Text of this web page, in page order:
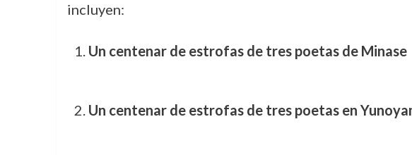
incluyen:
Un centenar de estrofas de tres poetas de Minase
Un centenar de estrofas de tres poetas en